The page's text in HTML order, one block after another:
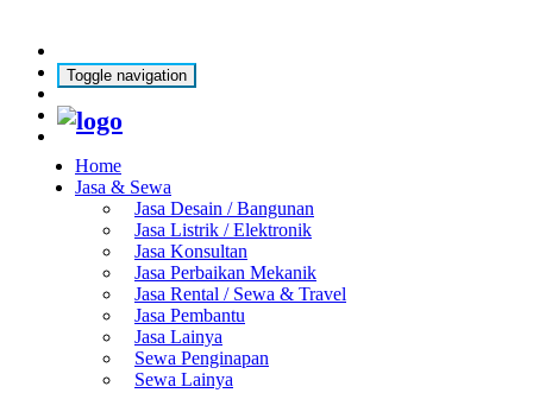
Toggle navigation
Home
Jasa & Sewa
Jasa Desain / Bangunan
Jasa Listrik / Elektronik
Jasa Konsultan
Jasa Perbaikan Mekanik
Jasa Rental / Sewa & Travel
Jasa Pembantu
Jasa Lainya
Sewa Penginapan
Sewa Lainya